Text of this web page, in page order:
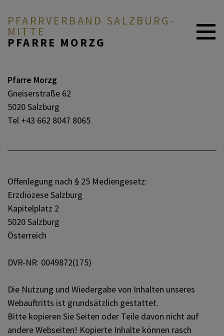
PFARRVERBAND SALZBURG-
MITTE
PFARRE MORZG
AKTUELL
ÜBER UNS
DURCH DAS LEBEN
MITEINANDER BETEN
PFARRLEBEN
ICH MÖCHTE
INNEHALTEN
Pfarre Morzg
Gneiserstraße 62
5020 Salzburg
Tel +43 662 8047 8065
Offenlegung nach § 25 Mediengesetz:
Erzdiözese Salzburg
Kapitelplatz 2
5020 Salzburg
Österreich
DVR-NR: 0049872(175)
Die Nutzung und Wiedergabe von Inhalten unseres
Webauftritts ist grundsätzlich gestattet.
Bitte kopieren Sie Seiten oder Teile davon nicht auf
andere Webseiten! Kopierte Inhalte können rasch